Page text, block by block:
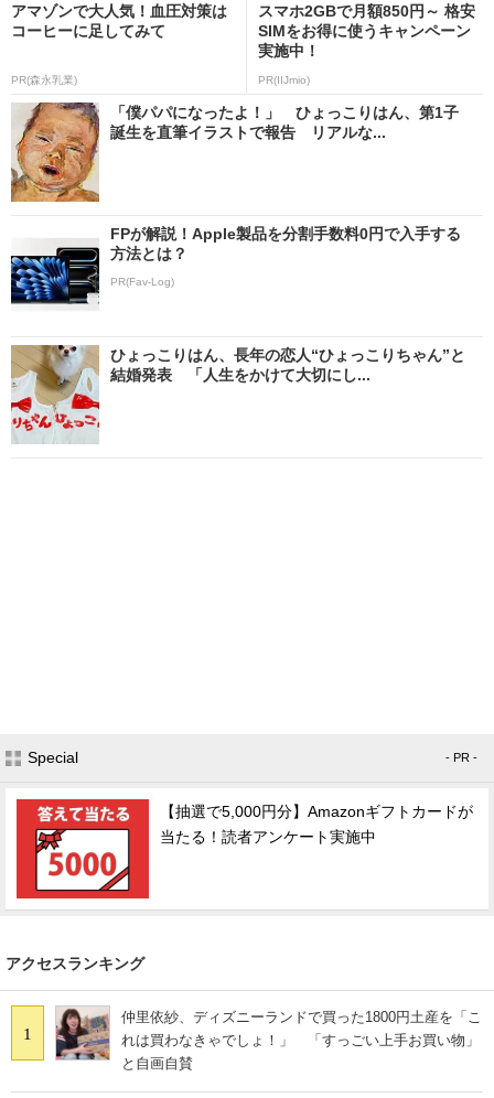
アマゾンで大人気！血圧対策は
コーヒーに足してみて
PR(森永乳業)
スマホ2GBで月額850円～ 格安
SIMをお得に使うキャンペーン
実施中！
PR(IIJmio)
「僕パパになったよ！」 ひょっこりはん、第1子
誕生を直筆イラストで報告 リアルな...
FPが解説！Apple製品を分割手数料0円で入手する
方法とは？
PR(Fav-Log)
ひょっこりはん、長年の恋人“ひょっこりちゃん”と
結婚発表 「人生をかけて大切にし...
Special - PR -
【抽選で5,000円分】Amazonギフトカードが
当たる！読者アンケート実施中
アクセスランキング
1
仲里依紗、ディズニーランドで買った1800円土産を「こ
れは買わなきゃでしょ！」 「すっごい上手お買い物」
と自画自賛